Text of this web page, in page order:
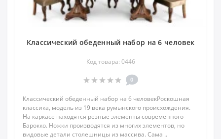
Классический обеденный набор на 6 человек
Код товара: 0446
0
Классический обеденный набор на 6 человекРоскошная
классика, модель из 19 века румынского происхождения.
На каркасе находятся резные элементы современного
Барокко. Ножки производятся из многих элементов, но
видовые детали столешницы из массива. Сама ..